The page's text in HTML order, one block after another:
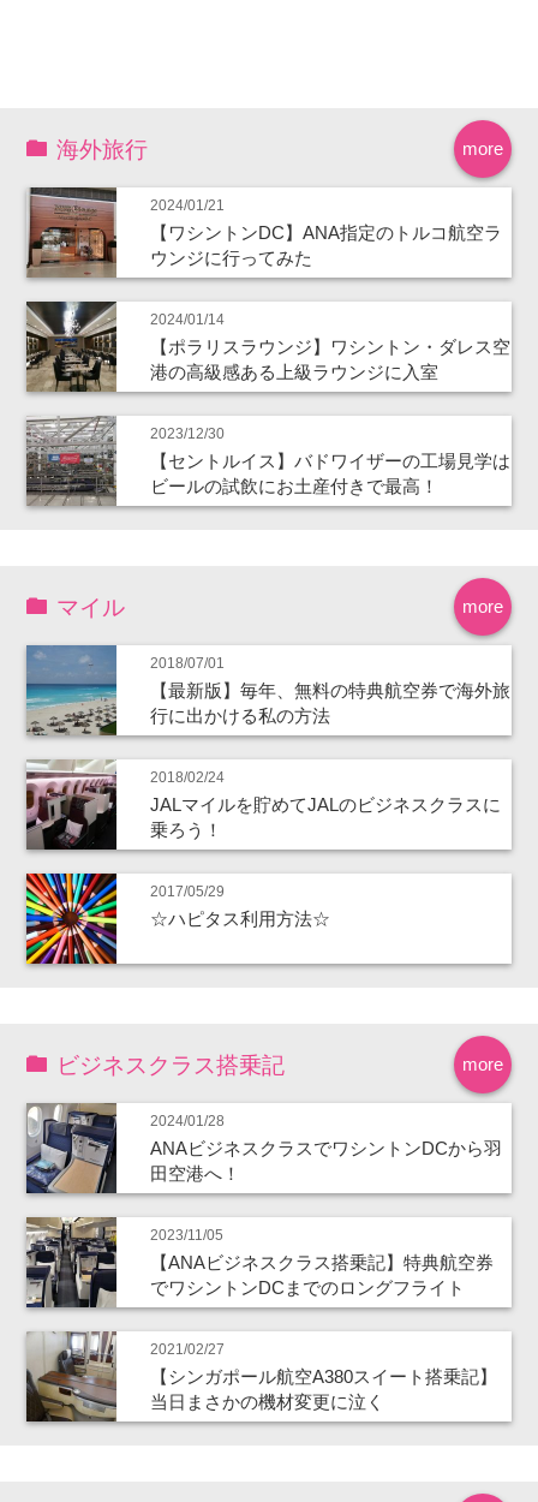
more
海外旅行
2024/01/21
【ワシントンDC】ANA指定のトルコ航空ラ
ウンジに行ってみた
2024/01/14
【ポラリスラウンジ】ワシントン・ダレス空
港の高級感ある上級ラウンジに入室
2023/12/30
【セントルイス】バドワイザーの工場見学は
ビールの試飲にお土産付きで最高！
more
マイル
2018/07/01
【最新版】毎年、無料の特典航空券で海外旅
行に出かける私の方法
2018/02/24
JALマイルを貯めてJALのビジネスクラスに
乗ろう！
2017/05/29
☆ハピタス利用方法☆
more
ビジネスクラス搭乗記
2024/01/28
ANAビジネスクラスでワシントンDCから羽
田空港へ！
2023/11/05
【ANAビジネスクラス搭乗記】特典航空券
でワシントンDCまでのロングフライト
2021/02/27
【シンガポール航空A380スイート搭乗記】
当日まさかの機材変更に泣く